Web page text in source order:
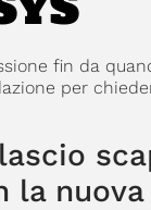
fin da
per
la nuova